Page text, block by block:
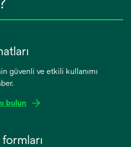
güvenli ve etkili kullanımı
bulun